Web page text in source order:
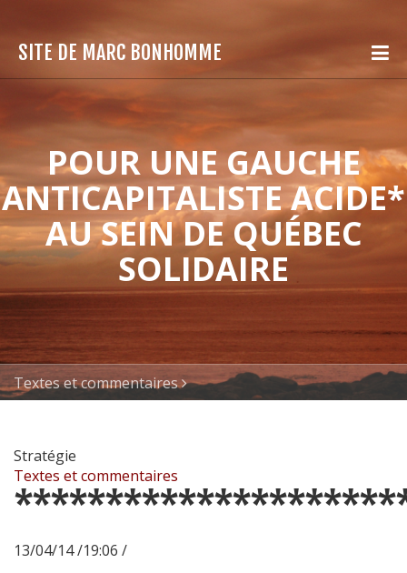
SITE DE MARC BONHOMME
POUR UNE GAUCHE
ANTICAPITALISTE ACIDE*
AU SEIN DE QUÉBEC
SOLIDAIRE
Textes et commentaires
Stratégie
Textes et commentaires
13/04/14 /19:06 /